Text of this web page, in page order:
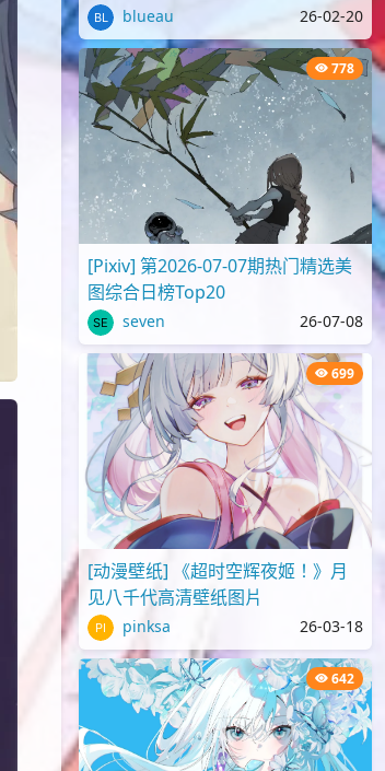
blueau 26-02-20
778
[Pixiv] 第2026-07-07期热门精选美
图综合日榜Top20
seven 26-07-08
699
[动漫壁纸] 《超时空辉夜姬！》月
见八千代高清壁纸图片
pinksa 26-03-18
642